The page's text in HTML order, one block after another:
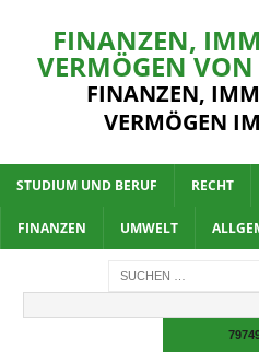
FINANZEN,
VERMÖGEN
FINANZEN,
VERMÖGEN
STUDIUM UND BERUF RECHT
FINANZEN UMWELT